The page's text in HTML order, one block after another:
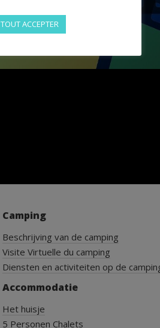
Camping
Beschrijving van de camping
Visite Virtuelle du camping
Diensten en activiteiten op de
Accommodatie
Het huisje
5 Personen Chalets
TOUT ACCEPTER